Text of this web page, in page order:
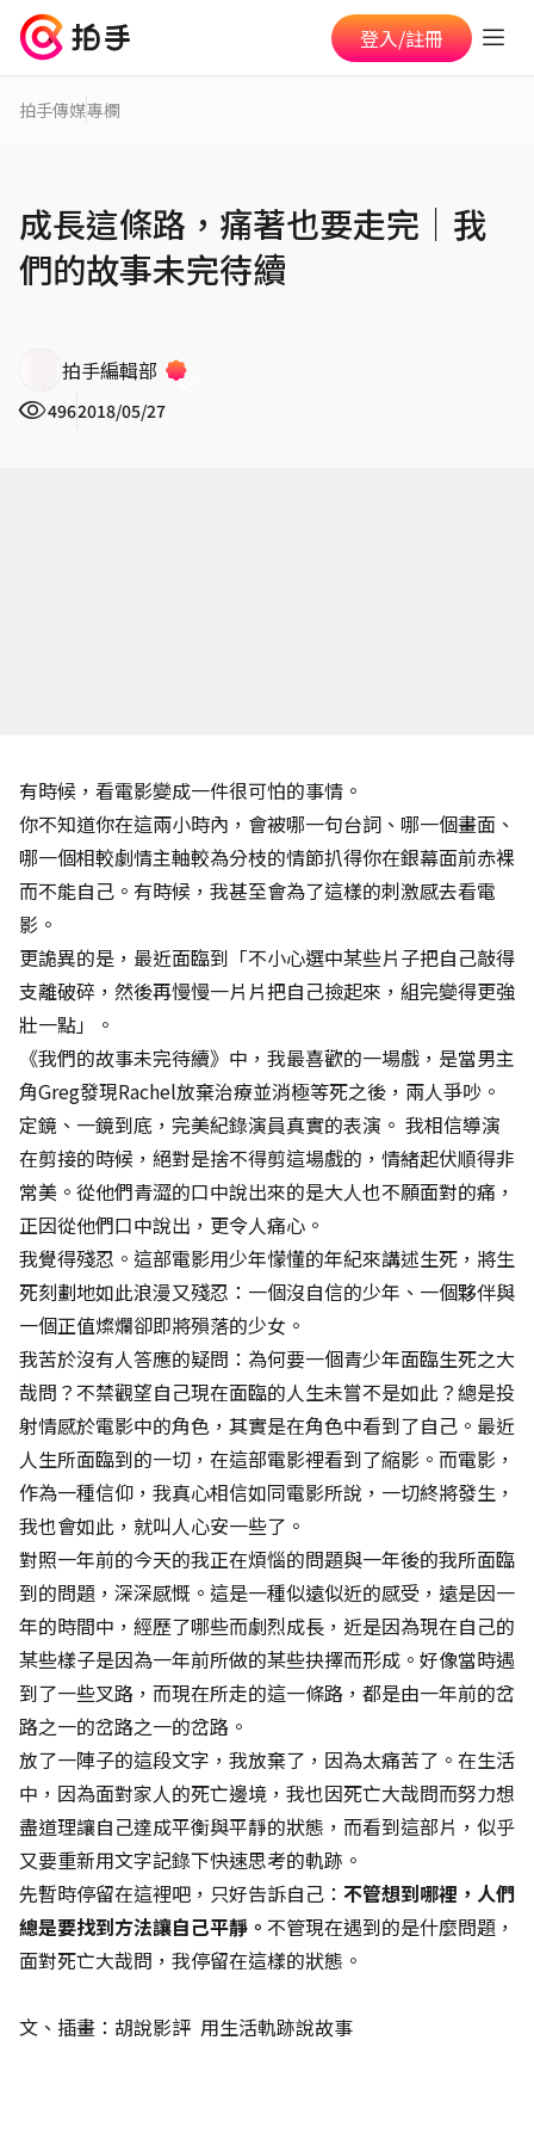
登入/註冊
拍手傳媒專欄
成長這條路，痛著也要走完│我
們的故事未完待續
拍手編輯部
4962018/05/27
有時候，看電影變成一件很可怕的事情。
你不知道你在這兩小時內，會被哪一句台詞、哪一個畫面、
哪一個相較劇情主軸較為分枝的情節扒得你在銀幕面前赤裸
而不能自己。有時候，我甚至會為了這樣的刺激感去看電
影。
更詭異的是，最近面臨到「不小心選中某些片子把自己敲得
支離破碎，然後再慢慢一片片把自己撿起來，組完變得更強
壯一點」。
《我們的故事未完待續》中，我最喜歡的一場戲，是當男主
角Greg發現Rachel放棄治療並消極等死之後，兩人爭吵。
定鏡、一鏡到底，完美紀錄演員真實的表演。 我相信導演
在剪接的時候，絕對是捨不得剪這場戲的，情緒起伏順得非
常美。從他們青澀的口中說出來的是大人也不願面對的痛，
正因從他們口中說出，更令人痛心。
我覺得殘忍。這部電影用少年懞懂的年紀來講述生死，將生
死刻劃地如此浪漫又殘忍：一個沒自信的少年、一個夥伴與
一個正值燦爛卻即將殞落的少女。
我苦於沒有人答應的疑問：為何要一個青少年面臨生死之大
哉問？不禁觀望自己現在面臨的人生未嘗不是如此？總是投
射情感於電影中的角色，其實是在角色中看到了自己。最近
人生所面臨到的一切，在這部電影裡看到了縮影。而電影，
作為一種信仰，我真心相信如同電影所說，一切終將發生，
我也會如此，就叫人心安一些了。
對照一年前的今天的我正在煩惱的問題與一年後的我所面臨
到的問題，深深感慨。這是一種似遠似近的感受，遠是因一
年的時間中，經歷了哪些而劇烈成長，近是因為現在自己的
某些樣子是因為一年前所做的某些抉擇而形成。好像當時遇
到了一些叉路，而現在所走的這一條路，都是由一年前的岔
路之一的岔路之一的岔路。
放了一陣子的這段文字，我放棄了，因為太痛苦了。在生活
中，因為面對家人的死亡邊境，我也因死亡大哉問而努力想
盡道理讓自己達成平衡與平靜的狀態，而看到這部片，似乎
又要重新用文字記錄下快速思考的軌跡。
先暫時停留在這裡吧，只好告訴自己： 不管想到哪裡，人們
總是要找到方法讓自己平靜。 不管現在遇到的是什麼問題，
面對死亡大哉問，我停留在這樣的狀態。
文、插畫：胡說影評 用生活軌跡說故事